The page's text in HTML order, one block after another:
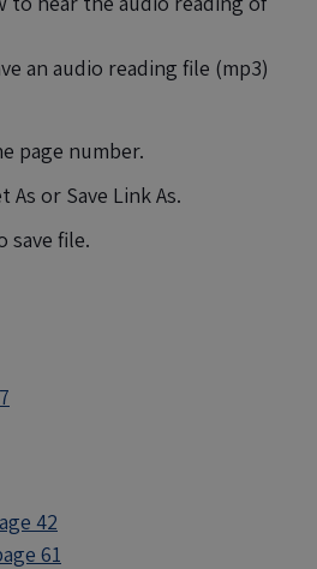
an audio reading file (mp3)
page number.
As or Save Link As.
save file.
42
61